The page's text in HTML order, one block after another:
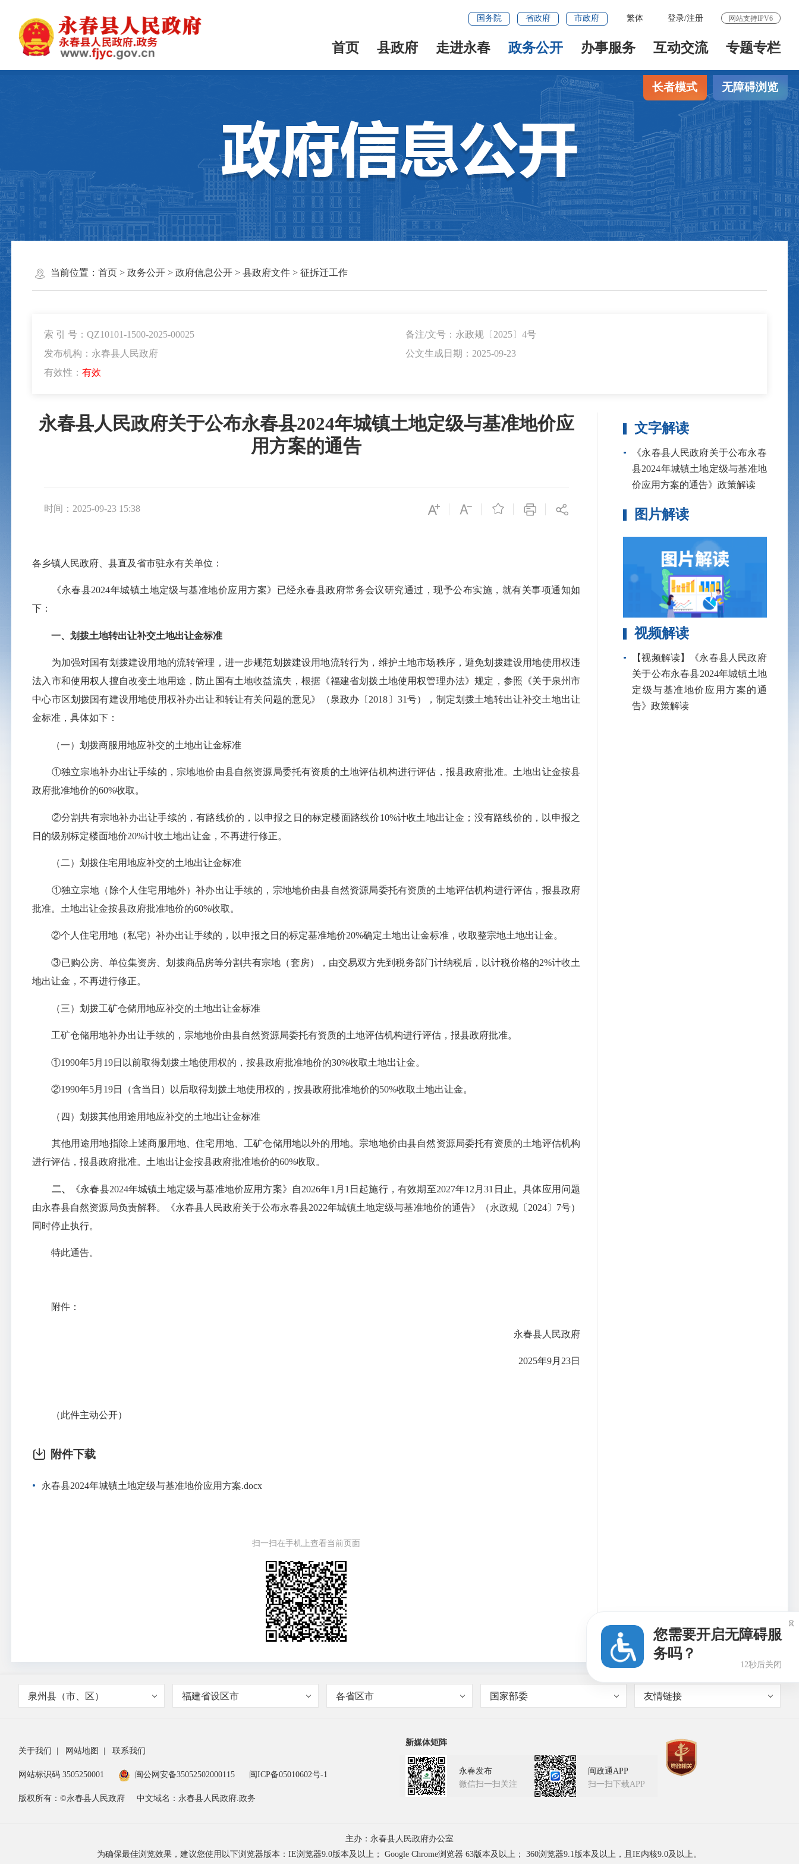
国务院 省政府 市政府 繁体 登录/注册 网站支持IPV6
首页 县政府 走进永春 政务公开 办事服务 互动交流 专题专栏
长者模式 无障碍浏览
当前位置： 首页> 政务公开> 政府信息公开> 县政府文件> 征拆迁工作
索 引 号：QZ10101-1500-2025-00025
备注/文号：永政规〔2025〕4号
发布机构：永春县人民政府
公文生成日期：2025-09-23
有效性： 有效
永春县人民政府关于公布永春县2024年城镇土地定级与基准地价应
用方案的通告
时间：2025-09-23 15:38 
各乡镇人民政府、县直及省市驻永有关单位：
《永春县2024年城镇土地定级与基准地价应用方案》已经永春县政府常务会议研究通过，现予公布实施，就有关事项通知如
下：
一、划拨土地转出让补交土地出让金标准
为加强对国有划拨建设用地的流转管理，进一步规范划拨建设用地流转行为，维护土地市场秩序，避免划拨建设用地使用权违
法入市和使用权人擅自改变土地用途，防止国有土地收益流失，根据《福建省划拨土地使用权管理办法》规定，参照《关于泉州市
中心市区划拨国有建设用地使用权补办出让和转让有关问题的意见》（泉政办〔2018〕31号），制定划拨土地转出让补交土地出让
金标准，具体如下：
（一）划拨商服用地应补交的土地出让金标准
①独立宗地补办出让手续的，宗地地价由县自然资源局委托有资质的土地评估机构进行评估，报县政府批准。土地出让金按县
政府批准地价的60%收取。
②分割共有宗地补办出让手续的，有路线价的，以申报之日的标定楼面路线价10%计收土地出让金；没有路线价的，以申报之
日的级别标定楼面地价20%计收土地出让金，不再进行修正。
（二）划拨住宅用地应补交的土地出让金标准
①独立宗地（除个人住宅用地外）补办出让手续的，宗地地价由县自然资源局委托有资质的土地评估机构进行评估，报县政府
批准。土地出让金按县政府批准地价的60%收取。
②个人住宅用地（私宅）补办出让手续的，以申报之日的标定基准地价20%确定土地出让金标准，收取整宗地土地出让金。
③已购公房、单位集资房、划拨商品房等分割共有宗地（套房），由交易双方先到税务部门计纳税后，以计税价格的2%计收土
地出让金，不再进行修正。
（三）划拨工矿仓储用地应补交的土地出让金标准
工矿仓储用地补办出让手续的，宗地地价由县自然资源局委托有资质的土地评估机构进行评估，报县政府批准。
①1990年5月19日以前取得划拨土地使用权的，按县政府批准地价的30%收取土地出让金。
②1990年5月19日（含当日）以后取得划拨土地使用权的，按县政府批准地价的50%收取土地出让金。
（四）划拨其他用途用地应补交的土地出让金标准
其他用途用地指除上述商服用地、住宅用地、工矿仓储用地以外的用地。宗地地价由县自然资源局委托有资质的土地评估机构
进行评估，报县政府批准。土地出让金按县政府批准地价的60%收取。
二、
《永春县2024年城镇土地定级与基准地价应用方案》自2026年1月1日起施行，有效期至2027年12月31日止。具体应用问题
由永春县自然资源局负责解释。《永春县人民政府关于公布永春县2022年城镇土地定级与基准地价的通告》（永政规〔2024〕7号）
同时停止执行。
特此通告。
附件：
永春县人民政府
2025年9月23日
（此件主动公开）
附件下载
永春县2024年城镇土地定级与基准地价应用方案.docx
扫一扫在手机上查看当前页面
文字解读
《永春县人民政府关于公布永春
县2024年城镇土地定级与基准地
价应用方案的通告》政策解读
图片解读
视频解读
【视频解读】《永春县人民政府
关于公布永春县2024年城镇土地
定级与基准地价应用方案的通
告》政策解读
泉州县（市、区） 福建省设区市 各省区市 国家部委 友情链接
关于我们 网站地图 联系我们
网站标识码 3505250001 闽公网安备35052502000115 闽ICP备05010602号-1
版权所有：©永春县人民政府 中文域名：永春县人民政府.政务
新媒体矩阵
永春发布
微信扫一扫关注
闽政通APP
扫一扫下载APP
主办：永春县人民政府办公室
为确保最佳浏览效果，建议您使用以下浏览器版本：IE浏览器9.0版本及以上； Google Chrome浏览器 63版本及以上； 360浏览器9.1版本及以上，且IE内核9.0及以上。
您需要开启无障碍服
务吗？
12秒后关闭
